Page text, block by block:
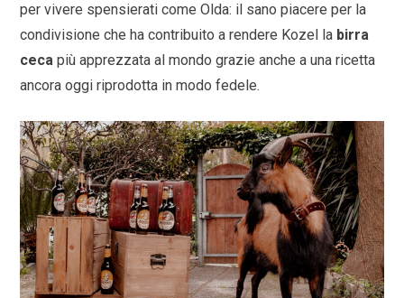
per vivere spensierati come Olda: il sano piacere per la
condivisione che ha contribuito a rendere Kozel la birra
ceca più apprezzata al mondo grazie anche a una ricetta
ancora oggi riprodotta in modo fedele.